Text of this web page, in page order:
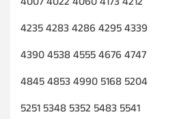
4235 4283 4286 4295 4339
4390 4538 4555 4676 4747
4845 4853 4990 5168 5204
5251 5348 5352 5483 5541